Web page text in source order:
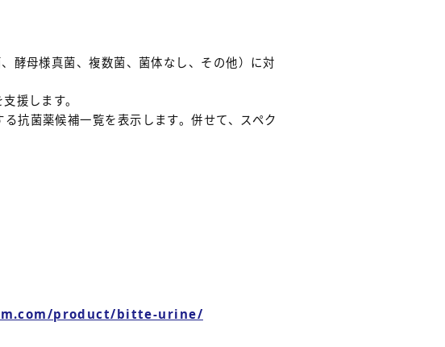
酵母様真菌、複数菌、菌体なし、その他）に対
援します。
抗菌薬候補一覧を表示します。併せて、スペク
product/bitte-urine/